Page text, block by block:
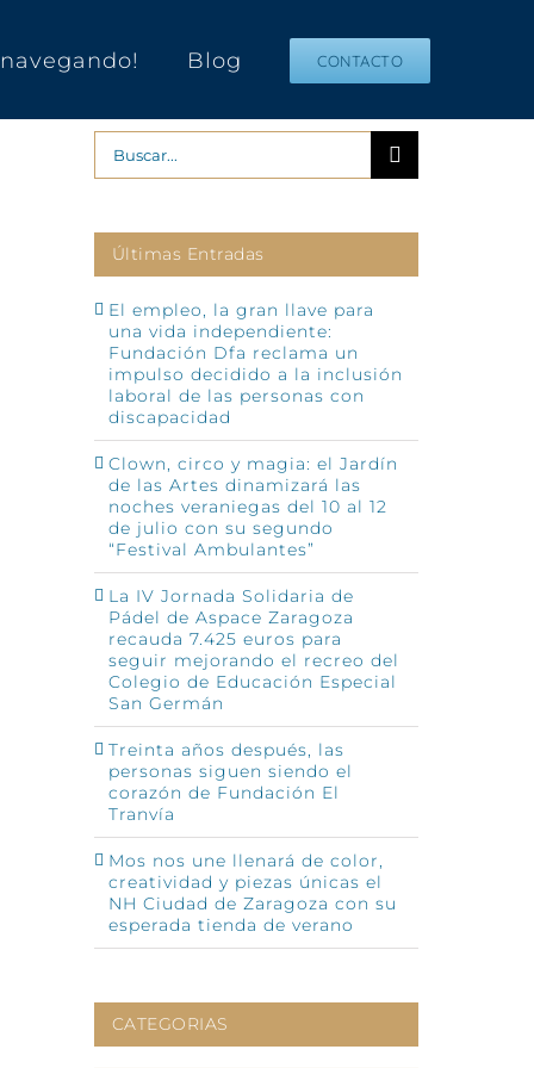
navegando! Blog CONTACTO
Buscar:
Últimas Entradas
El empleo, la gran llave para
una vida independiente:
Fundación Dfa reclama un
impulso decidido a la inclusión
laboral de las personas con
discapacidad
Clown, circo y magia: el Jardín
de las Artes dinamizará las
noches veraniegas del 10 al 12
de julio con su segundo
“Festival Ambulantes”
La IV Jornada Solidaria de
Pádel de Aspace Zaragoza
recauda 7.425 euros para
seguir mejorando el recreo del
Colegio de Educación Especial
San Germán
Treinta años después, las
personas siguen siendo el
corazón de Fundación El
Tranvía
Mos nos une llenará de color,
creatividad y piezas únicas el
NH Ciudad de Zaragoza con su
esperada tienda de verano
CATEGORIAS